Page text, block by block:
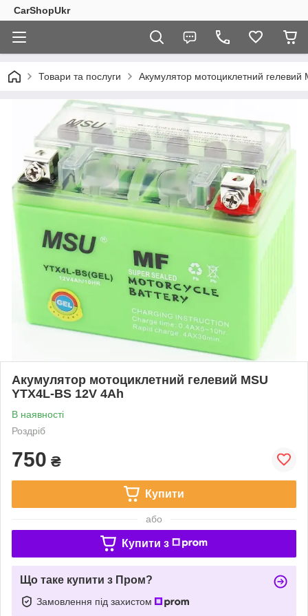
CarShopUkr
Товари та послуги Акумулятор мотоциклетний гелевий
Акумулятор мотоциклетний гелевий MSU
YTX4L-BS 12V 4Ah
В наявності
Роздріб
750 ₴
Купити
або
Купити з
Що таке купити з Пром?
Замовлення під захистом